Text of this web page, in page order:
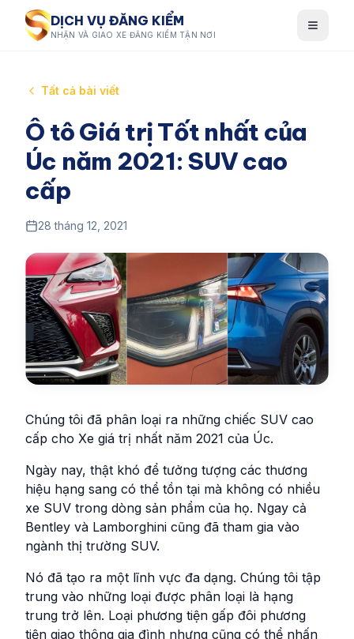
DỊCH VỤ ĐĂNG KIỂM
NHẬN VÀ GIAO XE ĐĂNG KIỂM TẬN NƠI
Tất cả bài viết
Ô tô Giá trị Tốt nhất của
Úc năm 2021: SUV cao
cấp
28 tháng 12, 2021
Chúng tôi đã phân loại ra những chiếc SUV cao
cấp cho Xe giá trị nhất năm 2021 của Úc.
Ngày nay, thật khó để tưởng tượng các thương
hiệu hạng sang có thể tồn tại mà không có nhiều
xe SUV trong dòng sản phẩm của họ. Ngay cả
Bentley và Lamborghini cũng đã tham gia vào
ngành thị trường SUV.
Nó đã tạo ra một lĩnh vực đa dạng. Chúng tôi tập
trung vào những loại được phân loại là hạng
trung trở lên. Loại phương tiện gấp đôi phương
tiện giao thông gia đình nhưng cũng có thể nhấn